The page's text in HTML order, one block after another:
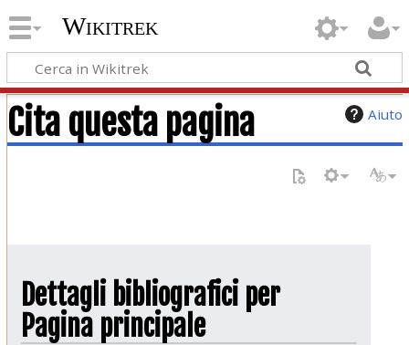
Wikitrek
Aiuto
Cita questa pagina
Dettagli bibliografici per
Pagina principale